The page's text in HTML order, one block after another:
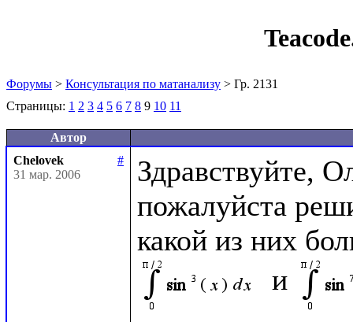
Форумы > Консультация по матанализу > Гр. 2131
Страницы: 1 2 3 4 5 6 7 8 9 10 11
Автор
Chelovek
#
31 мар. 2006
Здравствуйте,
пожалуйста
и